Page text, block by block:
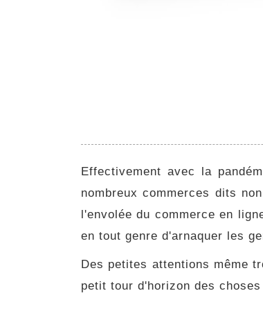
Effectivement avec la
nombreux commerces dits
l'envolée du commerce en
en tout genre d'arnaquer les
Des petites attentions même
petit tour d'horizon des